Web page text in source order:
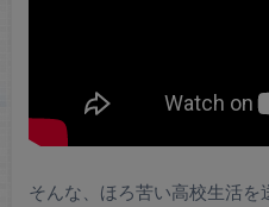
そんな、ほろ苦い高校生活を